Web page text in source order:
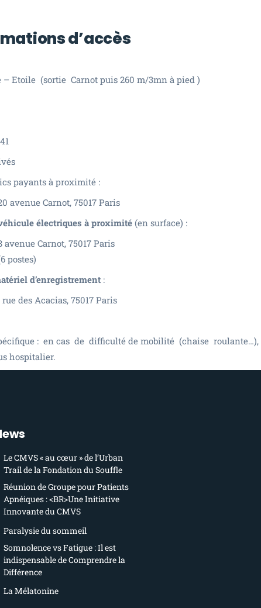
d’accès
– Etoile (sortie Carnot puis 260 m/3mn à pied )
payants à proximité :
avenue Carnot, 75017 Paris
électriques à proximité (en surface) :
Carnot, 75017 Paris
postes)
d’enregistrement :
des Acacias, 75017 Paris
: en cas de difficulté de mobilité (chaise roulante…),
hospitalier.
Le CMVS « au cœur » de l’Urban
Trail de la Fondation du Souffle
Réunion de Groupe pour Patients
Apnéiques : <BR>Une Initiative
Innovante du CMVS
Paralysie du sommeil
Somnolence vs Fatigue : Il est
indispensable de Comprendre la
Différence
La Mélatonine